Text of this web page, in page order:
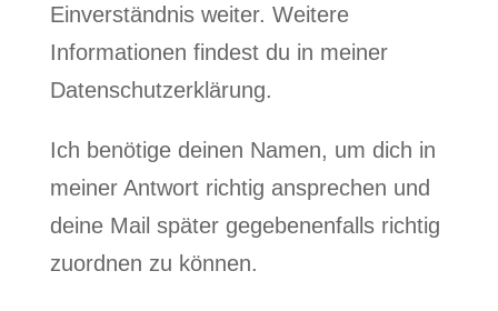
Einverständnis weiter. Weitere
Informationen findest du in meiner
Datenschutzerklärung.
Ich benötige deinen Namen, um dich in
meiner Antwort richtig ansprechen und
deine Mail später gegebenenfalls richtig
zuordnen zu können.